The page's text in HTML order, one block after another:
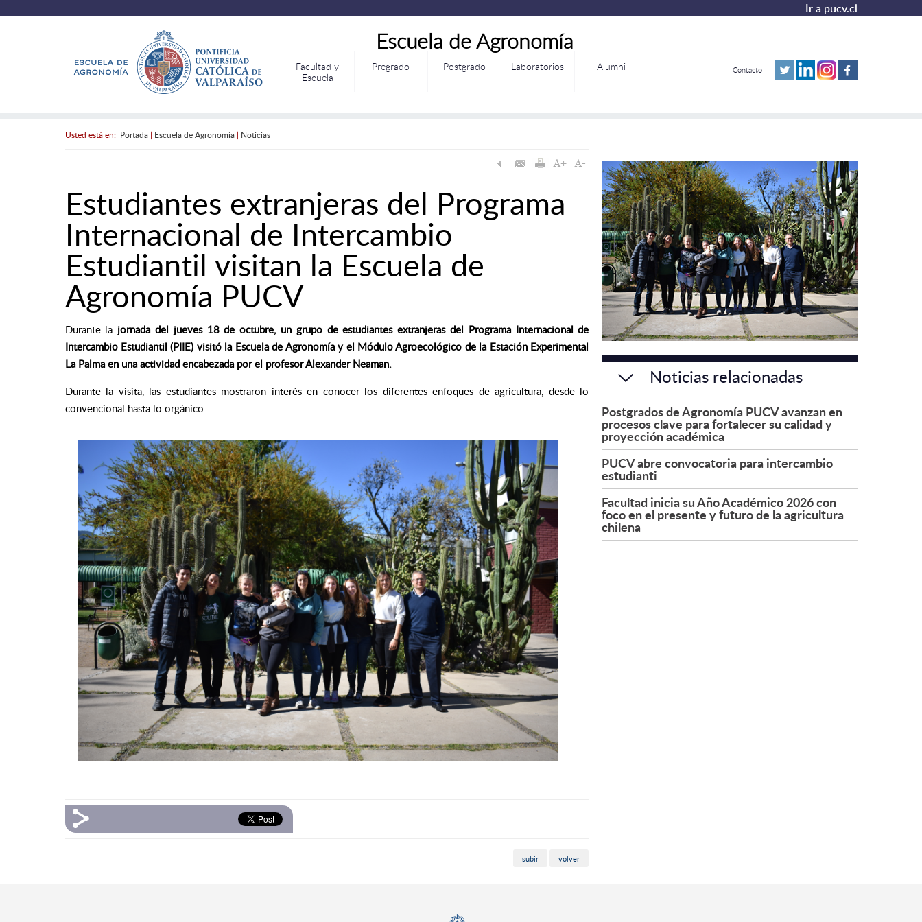
Ir a pucv.cl
Escuela de Agronomía
Facultad y
Escuela
Pregrado Postgrado Laboratorios Alumni Contacto
Usted está en: Portada| Escuela de Agronomía| Noticias
Estudiantes extranjeras del Programa
Internacional de Intercambio
Estudiantil visitan la Escuela de
Agronomía PUCV
Durante la jornada del jueves 18 de octubre, un grupo de estudiantes extranjeras del Programa Internacional de
Intercambio Estudiantil (PIIE) visitó la Escuela de Agronomía y el Módulo Agroecológico de la Estación Experimental
La Palma en una actividad encabezada por el profesor Alexander Neaman.
Durante la visita, las estudiantes mostraron interés en conocer los diferentes enfoques de agricultura, desde lo
convencional hasta lo orgánico.
subir volver
Noticias relacionadas
Postgrados de Agronomía PUCV avanzan en
procesos clave para fortalecer su calidad y
proyección académica
PUCV abre convocatoria para intercambio
estudianti
Facultad inicia su Año Académico 2026 con
foco en el presente y futuro de la agricultura
chilena